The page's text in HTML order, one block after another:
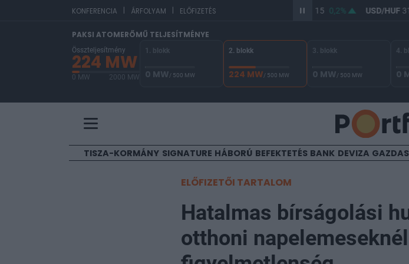
KONFERENCIA | ÁRFOLYAM | ELŐFIZETÉS 366,15 0,2% USD/HUF
PAKSI ATOMERŐMŰ TELJESÍTMÉNYE
Összteljesítmény
224 MW
0 MW 2000 MW
1. blokk
0 MW/ 500 MW
2. blokk
224 MW/ 500 MW
3. blokk
0 MW/ 500 MW
4.
0
TISZA-KORMÁNY SIGNATURE HÁBORÚ BEFEKTETÉS BANK DEVIZA
ELŐFIZETŐI TARTALOM
Hatalmas bírságolási
otthoni